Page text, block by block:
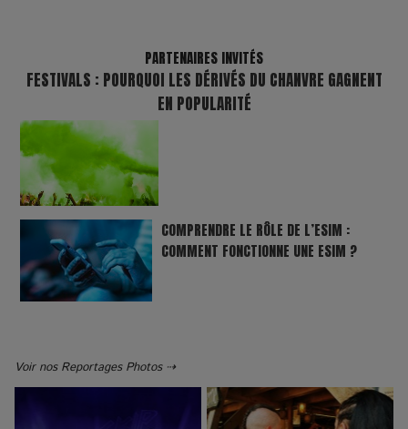
PARTENAIRES INVITÉS
FESTIVALS : POURQUOI LES DÉRIVÉS DU CHANVRE GAGNENT
EN POPULARITÉ
COMPRENDRE LE RÔLE DE L’ESIM :
COMMENT FONCTIONNE UNE ESIM ?
Voir nos Reportages Photos ⇢